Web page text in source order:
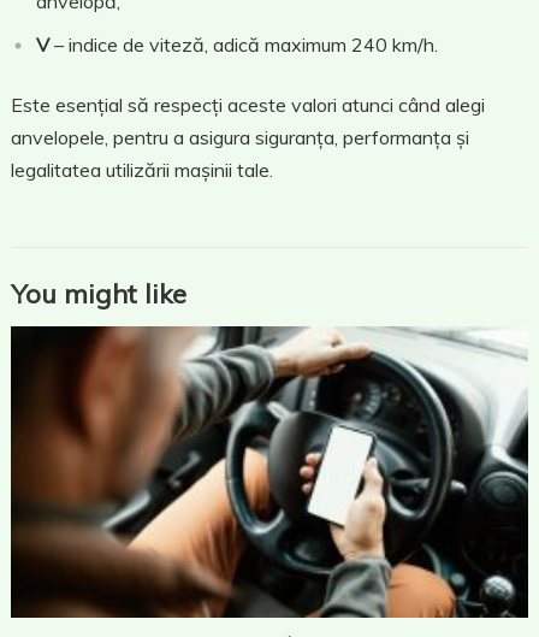
V– indice de viteză, adică maximum 240 km/h.
Este esențial să respecți aceste valori atunci când alegi
anvelopele, pentru a asigura siguranța, performanța și
legalitatea utilizării mașinii tale.
You might like